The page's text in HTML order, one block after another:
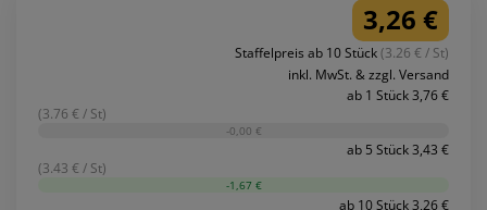
3,26 €
Staffelpreis ab 10 Stück(3.26 € / St)
inkl. MwSt. & zzgl. Versand
ab 1 Stück 3,76 €
(3.76 € / St)
-0,00 €
ab 5 Stück 3,43 €
(3.43 € / St)
-1,67 €
ab 10 Stück 3,26 €